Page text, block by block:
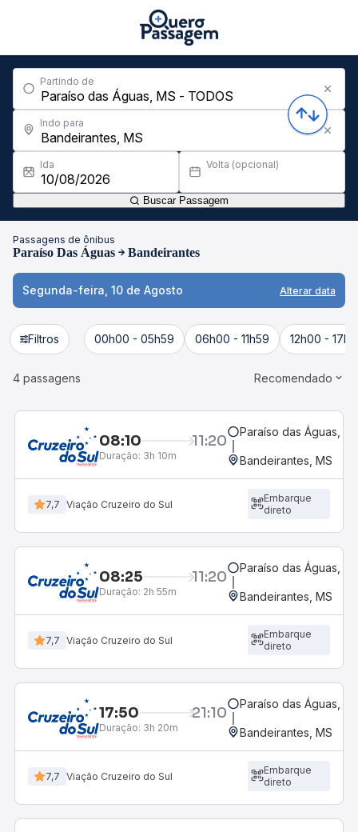
Partindo de
Indo para
Ida Volta (opcional)
Buscar Passagem
Passagens de ônibus
Paraíso Das Águas Bandeirantes
Segunda-feira, 10 de Agosto Alterar data
Filtros 00h00 - 05h59 06h00 - 11h59 12h00 -
4 passagens Recomendado
08:10 11:20
Duração: 3h 10m
Paraíso das Águas,
Bandeirantes, MS
7,7 Viação Cruzeiro do Sul
Embarque
direto
08:25 11:20
Duração: 2h 55m
Paraíso das Águas,
Bandeirantes, MS
7,7 Viação Cruzeiro do Sul
Embarque
direto
17:50 21:10
Duração: 3h 20m
Paraíso das Águas,
Bandeirantes, MS
7,7 Viação Cruzeiro do Sul
Embarque
direto